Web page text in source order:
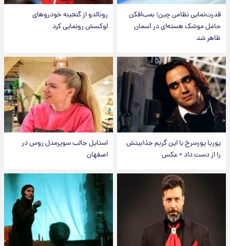
قدرت‌نمایی نظامی چین؛ بمب‌افکن
حامل موشک هسته‌ای در آسمان
ظاهر شد
رونالدو از گنجینه خودروهای
لوکسش رونمایی کرد
پوریا پورسرخ با این گریم جذابیتش
را از دست داد + عکس
استایل جالب سوپرمدل روس در
اصفهان